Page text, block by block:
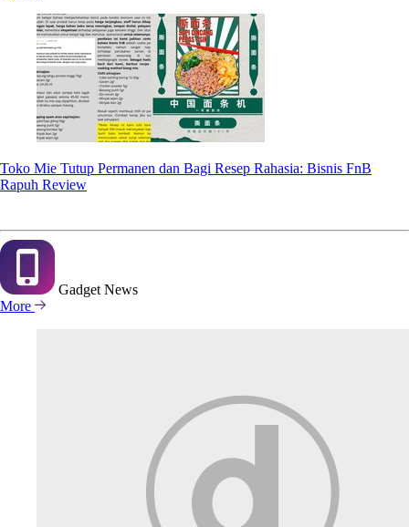
Toko Mie Tutup Permanen dan Bagi Resep Rahasia: Bisnis FnB
Rapuh Review
GadgetNews
More